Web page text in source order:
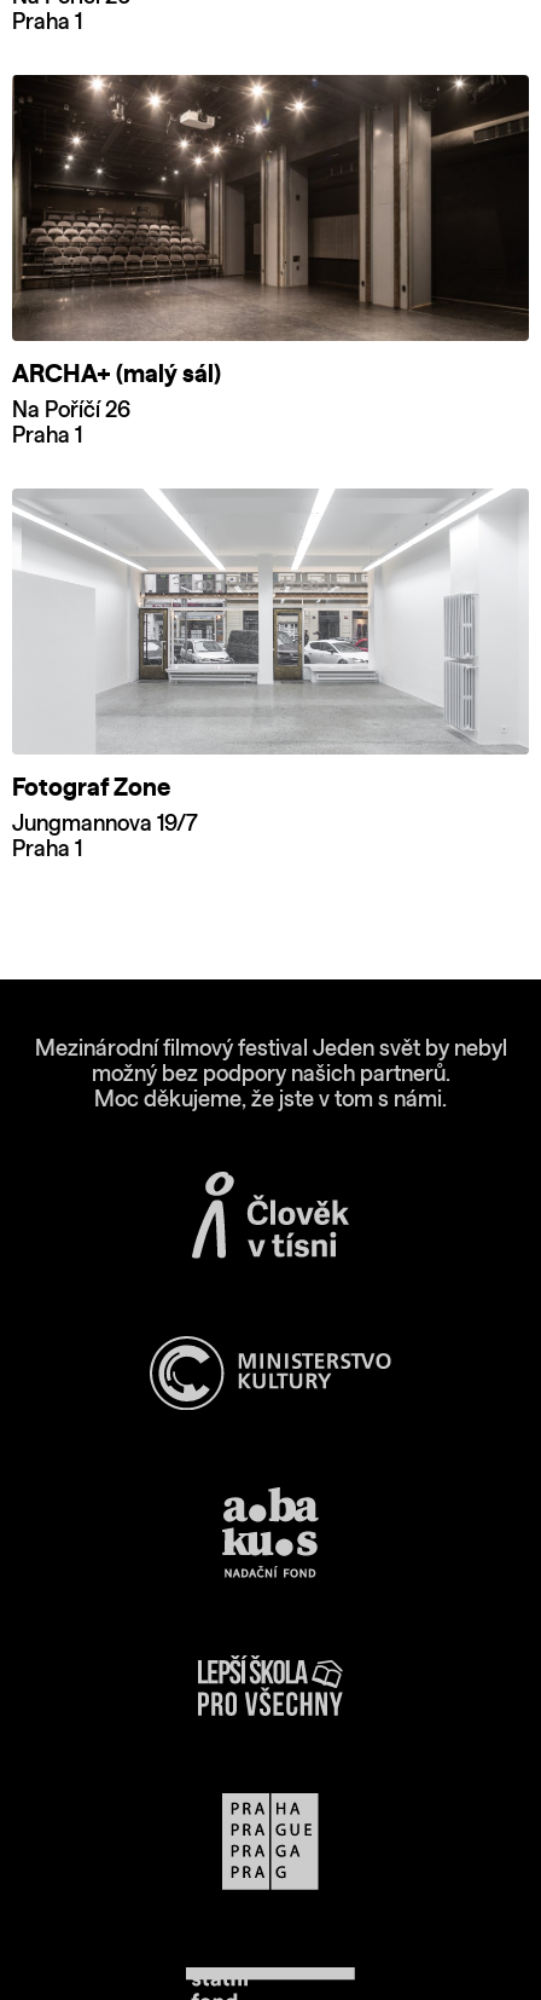
Praha 1
ARCHA+ (malý sál)
Na Poříčí 26
Praha 1
Fotograf Zone
Jungmannova 19/7
Praha 1
Mezinárodní filmový festival Jeden svět by nebyl
možný bez podpory našich partnerů.
Moc děkujeme, že jste v tom s námi.